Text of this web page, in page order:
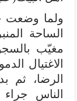
ولما وضعت
الساحة
مغيّب
الاغتيال
الرضا، ثم
الناس